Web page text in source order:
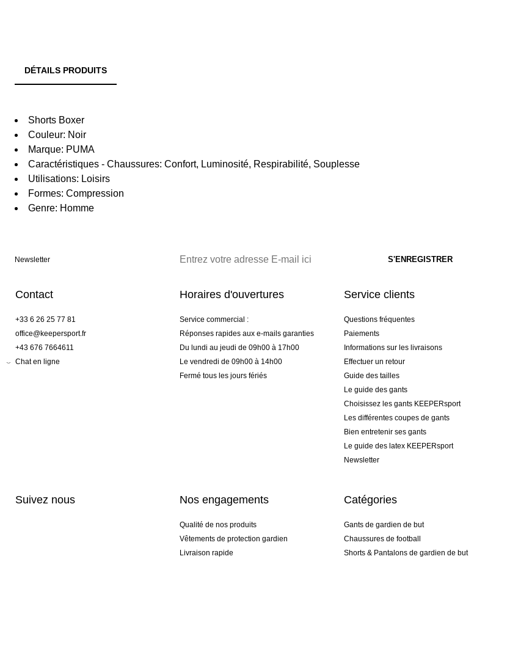
DÉTAILS PRODUITS
Shorts Boxer
Couleur: Noir
Marque: PUMA
Caractéristiques - Chaussures: Confort, Luminosité, Respirabilité, Souplesse
Utilisations: Loisirs
Formes: Compression
Genre: Homme
Newsletter
Contact
+33 6 26 25 77 81
office@keepersport.fr
+43 676 7664611
Chat en ligne
Horaires d'ouvertures
Service commercial :
Réponses rapides aux e-mails garanties
Du lundi au jeudi de 09h00 à 17h00
Le vendredi de 09h00 à 14h00
Fermé tous les jours fériés
Service clients
Questions fréquentes
Paiements
Informations sur les livraisons
Effectuer un retour
Guide des tailles
Le guide des gants
Choisissez les gants KEEPERsport
Les différentes coupes de gants
Bien entretenir ses gants
Le guide des latex KEEPERsport
Newsletter
Suivez nous Nos engagements
Qualité de nos produits
Vêtements de protection gardien
Livraison rapide
Catégories
Gants de gardien de but
Chaussures de football
Shorts & Pantalons de gardien de but